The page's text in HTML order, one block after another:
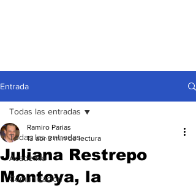
Entrada
Todas las entradas
Academia
Comunicación
Todas las entradas
Juliana Restrepo
Montoya, la
Ramiro Parias
13 abr 3 min de lectura